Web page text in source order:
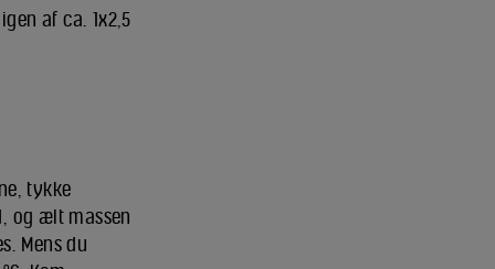
af ca. 1x2,5
tykke
og ælt massen
Mens du